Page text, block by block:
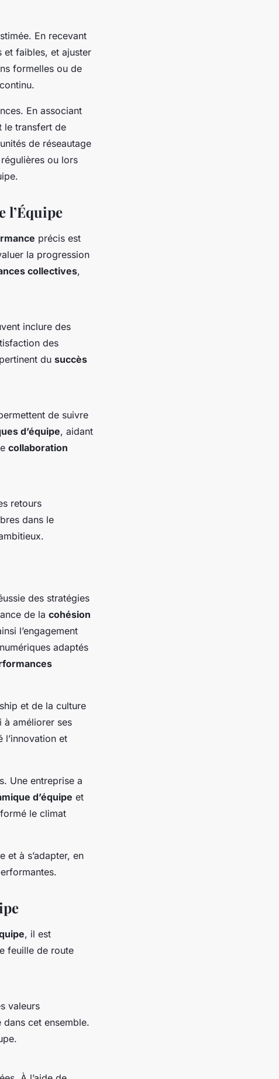
En recevant
et faibles, et ajuster
formelles ou de
En associant
le transfert de
de réseautage
ou lors
l’Équipe
précis est
la progression
collectives,
inclure des
des
du succès
de suivre
d’équipe, aidant
collaboration
retours
dans le
des stratégies
de la cohésion
l’engagement
adaptés
et de la culture
à améliorer ses
l’innovation et
Une entreprise a
d’équipe et
le climat
et à s’adapter, en
, il est
feuille de route
valeurs
cet ensemble.